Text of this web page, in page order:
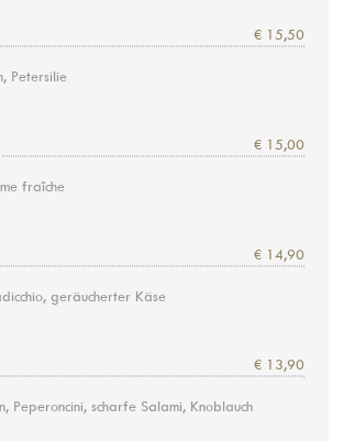
€ 15,50
Petersilie
€ 15,00
fraîche
€ 14,90
geräucherter Käse
€ 13,90
Peperoncini, scharfe Salami, Knoblauch